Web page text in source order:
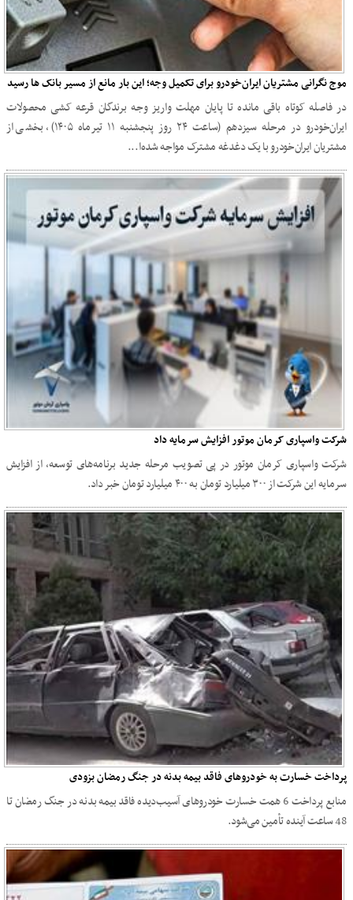
موج نگرانی مشتریان ایران‌خودرو برای تکمیل وجه؛ این بار مانع از مسیر بانک‌ ها رسید
در فاصله کوتاه باقی‌ مانده تا پایان مهلت واریز وجه برندگان قرعه‌ کشی محصولات
ایران‌خودرو در مرحله سیزدهم (ساعت ۲۴ روز پنجشنبه ۱۱ تیرماه ۱۴۰۵)، بخشی از
مشتریان ایران‌خودرو با یک دغدغه مشترک مواجه شده‌ا...
شرکت واسپاری کرمان موتور افزایش سرمایه داد
شرکت واسپاری کرمان موتور در پی تصویب مرحله جدید برنامه‌های توسعه، از افزایش
سرمایه این شرکت از ۳۰۰ میلیارد تومان به ۴۰۰ میلیارد تومان خبر داد.
پرداخت خسارت به خودروهای فاقد بیمه بدنه در جنگ رمضان بزودی
منابع پرداخت 6 همت خسارت خودروهای آسیب‌دیده فاقد بیمه بدنه در جنگ رمضان تا
48 ساعت آینده تأمین می‌شود.